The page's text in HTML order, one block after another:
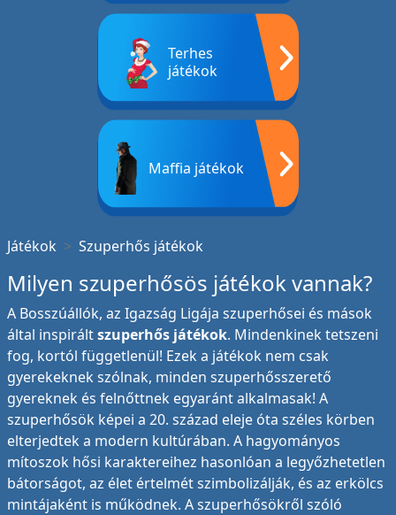
Terhes
játékok
Maffia játékok
Játékok Szuperhős játékok
Milyen szuperhősös játékok vannak?
A Bosszúállók, az Igazság Ligája szuperhősei és mások
által inspiráltszuperhős játékok. Mindenkinek tetszeni
fog, kortól függetlenül! Ezek a játékok nem csak
gyerekeknek szólnak, minden szuperhősszerető
gyereknek és felnőttnek egyaránt alkalmasak! A
szuperhősök képei a 20. század eleje óta széles körben
elterjedtek a modern kultúrában. A hagyományos
mítoszok hősi karaktereihez hasonlóan a legyőzhetetlen
bátorságot, az élet értelmét szimbolizálják, és az erkölcs
mintájaként is működnek. A szuperhősökről szóló